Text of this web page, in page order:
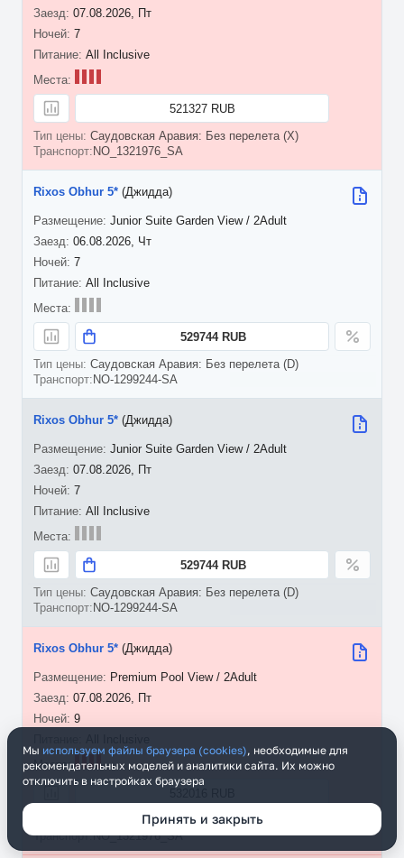
07.08.2026, Пт
7
All Inclusive
521327 RUB
Саудовская Аравия: Без перелета (X)
NO_1321976_SA
06.08.2026, Чт
7
Rixos Obhur 5* (Джидда)
Junior Suite Garden View / 2Adult
All Inclusive
529744 RUB
Саудовская Аравия: Без перелета (D)
NO-1299244-SA
07.08.2026, Пт
7
Rixos Obhur 5* (Джидда)
Junior Suite Garden View / 2Adult
All Inclusive
529744 RUB
Саудовская Аравия: Без перелета (D)
NO-1299244-SA
07.08.2026, Пт
9
Rixos Obhur 5* (Джидда)
Premium Pool View / 2Adult
Саудовская Аравия: Без перелета (X)
NO_1321976_SA
Мы используем файлы браузера (cookies), необходимые для
рекомендательных моделей и аналитики сайта. Их можно
отключить в настройках браузера
Принять и закрыть